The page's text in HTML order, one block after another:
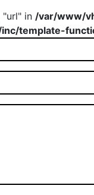
"url" in /var/www/
template-